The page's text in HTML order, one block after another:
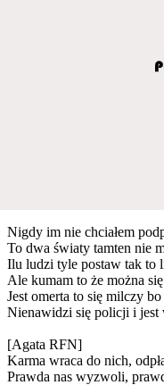
Nigdy im nie chciałem
To dwa światy tamten nie
Ilu ludzi tyle postaw tak to
Ale kumam to że można
Jest omerta to się milczy
Nienawidzi się policji i jest
[Agata RFN]
Karma wraca do nich,
Prawda nas wyzwoli,